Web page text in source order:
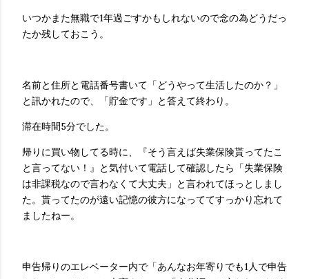
いつかまた無職で1年過ごすかもしれないので念の為どうだっ
たか残しておこう。
名前と住所と電話番号書いて「どうやって生活したのか？」
と訊かれたので、「貯金です」と答えて終わり。
滞在時間5分でした。
帰りに買い物してる時に、『そう言えば失業保険貰ってたこ
と言ってない！』と気付いて電話して確認したら「失業保険
は非課税なので言わなくて大丈夫」と言われてほっとしまし
た。貰ってたのが遠い記憶の彼方になっててすっかり忘れて
ましたねー。
申告帰りのエレベーター内で「あんなお年寄りでも1人で申告